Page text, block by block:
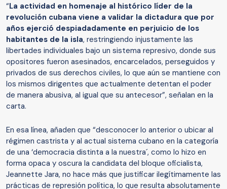
“La actividad en homenaje al histórico líder de la
revolución cubana viene a validar la dictadura que por
años ejerció despiadadamente en perjuicio de los
habitantes de la isla, restringiendo injustamente las
libertades individuales bajo un sistema represivo, donde sus
opositores fueron asesinados, encarcelados, perseguidos y
privados de sus derechos civiles, lo que aún se mantiene con
los mismos dirigentes que actualmente detentan el poder
de manera abusiva, al igual que su antecesor”, señalan en la
carta.
En esa línea, añaden que “desconocer lo anterior o ubicar al
régimen castrista y al actual sistema cubano en la categoría
de una ‘democracia distinta a la nuestra´, como lo hizo en
forma opaca y oscura la candidata del bloque oficialista,
Jeannette Jara, no hace más que justificar ilegítimamente las
prácticas de represión política, lo que resulta absolutamente